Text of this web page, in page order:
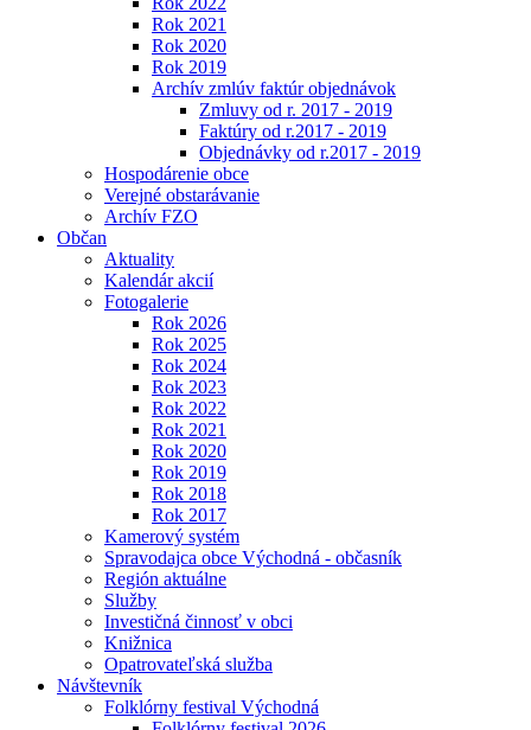
Rok 2021
Rok 2020
Rok 2019
Archív zmlúv faktúr objednávok
Zmluvy od r. 2017 - 2019
Faktúry od r.2017 - 2019
Objednávky od r.2017 - 2019
Hospodárenie obce
Verejné obstarávanie
Archív FZO
Občan
Aktuality
Kalendár akcií
Fotogalerie
Rok 2026
Rok 2025
Rok 2024
Rok 2023
Rok 2022
Rok 2021
Rok 2020
Rok 2019
Rok 2018
Rok 2017
Kamerový systém
Spravodajca obce Východná - občasník
Región aktuálne
Služby
Investičná činnosť v obci
Knižnica
Opatrovateľská služba
Návštevník
Folklórny festival Východná